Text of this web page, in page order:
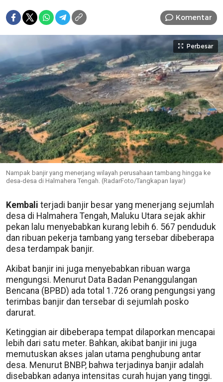
Komentar
Perbesar
Nampak banjir yang menerjang wilayah perusahaan tambang hingga ke
desa-desa di Halmahera Tengah. (RadarFoto/Tangkapan layar)
Kembali terjadi banjir besar yang menerjang sejumlah
desa di Halmahera Tengah, Maluku Utara sejak akhir
pekan lalu menyebabkan kurang lebih 6. 567 penduduk
dan ribuan pekerja tambang yang tersebar dibeberapa
desa terdampak banjir.
Akibat banjir ini juga menyebabkan ribuan warga
mengungsi. Menurut Data Badan Penanggulangan
Bencana (BPBD) ada total 1.726 orang pengungsi yang
terimbas banjir dan tersebar di sejumlah posko
darurat.
Ketinggian air dibeberapa tempat dilaporkan mencapai
lebih dari satu meter. Bahkan, akibat banjir ini juga
memutuskan akses jalan utama penghubung antar
desa. Menurut BNBP, bahwa terjadinya banjir adalah
disebabkan adanya intensitas curah hujan yang tinggi.